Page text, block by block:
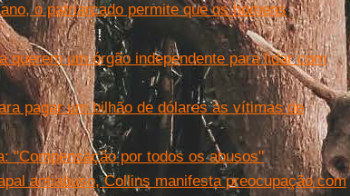
o patriarcado permite que os homens
querem um órgão independente para lidar com
pagar um bilhão de dólares às vítimas de
"Compensação por todos os abusos"
antiabuso, Collins manifesta preocupação com